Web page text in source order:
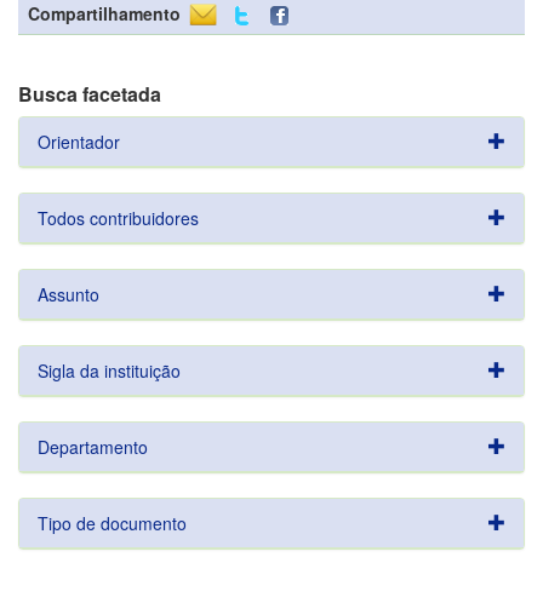
Compartilhamento
Busca facetada
Orientador
Todos contribuidores
Assunto
Sigla da instituição
Departamento
Tipo de documento